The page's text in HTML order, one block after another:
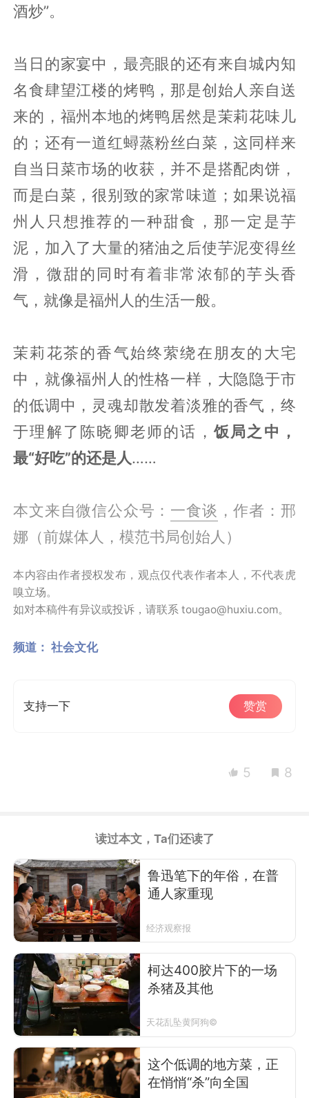
酒炒”。
当日的家宴中，最亮眼的还有来自城内知
名食肆望江楼的烤鸭，那是创始人亲自送
来的，福州本地的烤鸭居然是茉莉花味儿
的；还有一道红蟳蒸粉丝白菜，这同样来
自当日菜市场的收获，并不是搭配肉饼，
而是白菜，很别致的家常味道；如果说福
州人只想推荐的一种甜食，那一定是芋
泥，加入了大量的猪油之后使芋泥变得丝
滑，微甜的同时有着非常浓郁的芋头香
气，就像是福州人的生活一般。
茉莉花茶的香气始终萦绕在朋友的大宅
中，就像福州人的性格一样，大隐隐于市
的低调中，灵魂却散发着淡雅的香气，终
于理解了陈晓卿老师的话，饭局之中，
最“好吃”的还是人……
本文来自微信公众号： 一食谈 ，作者：邢
娜（前媒体人，模范书局创始人）
本内容由作者授权发布，观点仅代表作者本人，不代表虎
嗅立场。
如对本稿件有异议或投诉，请联系 tougao@huxiu.com。
频道： 社会文化
支持一下 赞赏
5 8
读过本文，Ta们还读了
鲁迅笔下的年俗，在普
通人家重现
经济观察报
柯达400胶片下的一场
杀猪及其他
天花乱坠黄阿狗©
这个低调的地方菜，正
在悄悄“杀”向全国